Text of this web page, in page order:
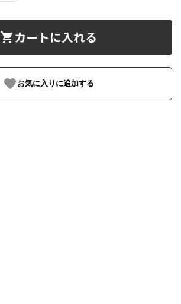
shopping_cart カートに入れる
favorite お気に入りに追加する